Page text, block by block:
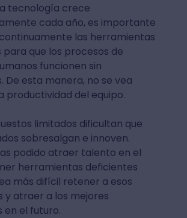
tecnología crece
cada año, es importante
las herramientas
para que los procesos de
funcionen sin
De esta manera, no se vea
productividad del equipo.
limitados dificultan que
sobresalgan e innoven.
podido atraer talento en el
herramientas deficientes
más difícil retener a esos
y atraer a los mejores
en el futuro.